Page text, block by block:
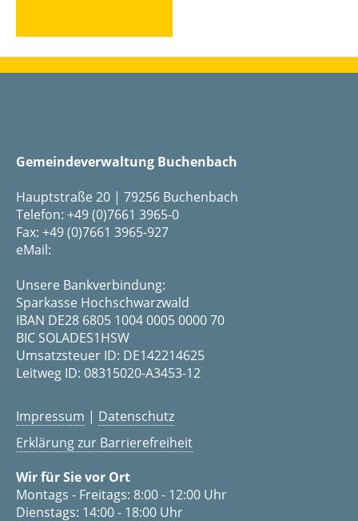
Gemeindeverwaltung Buchenbach
Hauptstraße 20 | 79256 Buchenbach
Telefon: +49 (0)7661 3965-0
Fax: +49 (0)7661 3965-927
eMail:
Unsere Bankverbindung:
Sparkasse Hochschwarzwald
IBAN DE28 6805 1004 0005 0000 70
BIC SOLADES1HSW
Umsatzsteuer ID: DE142214625
Leitweg ID: 08315020-A3453-12
Impressum | Datenschutz
Erklärung zur Barrierefreiheit
Wir für Sie vor Ort
Montags - Freitags: 8:00 - 12:00 Uhr
Dienstags: 14:00 - 18:00 Uhr